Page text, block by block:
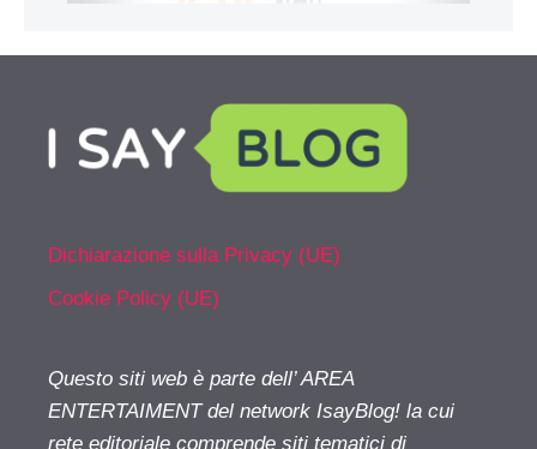
Dichiarazione sulla Privacy (UE)
Cookie Policy (UE)
Questo siti web è parte dell’ AREA
ENTERTAIMENT del network IsayBlog! la cui
rete editoriale comprende siti tematici di